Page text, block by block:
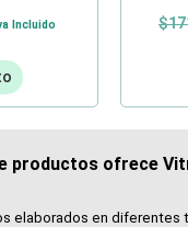
Incluido $
productos ofrece
elaborados en diferentes